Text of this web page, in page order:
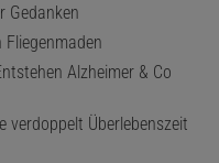
Gedanken
Fliegenmaden
Alzheimer & Co
verdoppelt Überlebenszeit